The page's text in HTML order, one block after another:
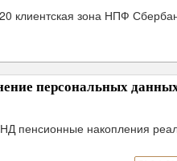
клиентская зона НПФ
персональных
пенсионные накопления